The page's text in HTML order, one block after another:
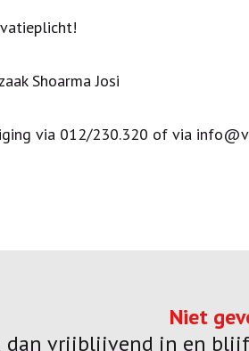
Shoarma Josi
via 012/230.320 of via
Niet
vrijblijvend in en blijf